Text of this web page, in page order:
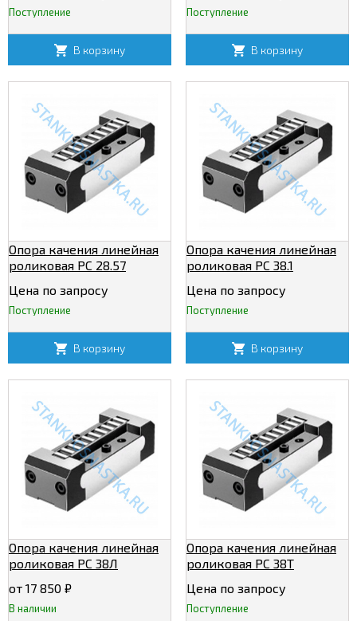
Поступление
В корзину
Поступление
В корзину
Опора качения линейная
роликовая РС 28.57
Цена по запросу
Поступление
В корзину
Опора качения линейная
роликовая РС 38.1
Цена по запросу
Поступление
В корзину
Опора качения линейная
роликовая РС 38Л
от 17 850 ₽
В наличии
Опора качения линейная
роликовая РС 38Т
Цена по запросу
Поступление